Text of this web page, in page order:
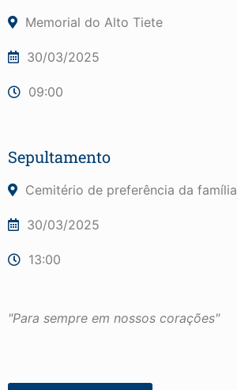
Memorial do Alto Tiete
30/03/2025
09:00
Sepultamento
Cemitério de preferência da família
30/03/2025
13:00
"Para sempre em nossos corações"